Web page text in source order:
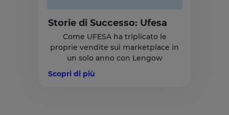
Storie di Successo: Ufesa
Come UFESA ha triplicato le
proprie vendite sui marketplace in
un solo anno con Lengow
Scopri di più